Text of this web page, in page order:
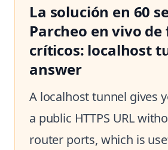
La solución en 60
Parcheo en vivo de
críticos: localhost
answer
A localhost tunnel gives
a public HTTPS URL
router ports, which is